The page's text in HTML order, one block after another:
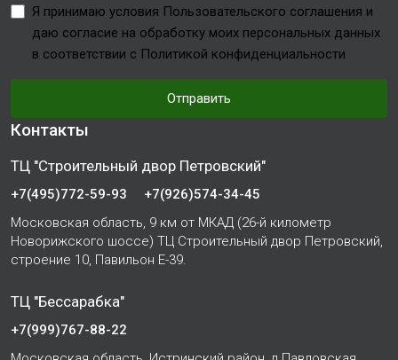
Я принимаю условия Пользовательского соглашения и
даю согласие на обработку моих персональных данных
в соответствии с Политикой конфиденциальности
Отправить
Контакты
ТЦ "Строительный двор Петровский"
+7(495)772-59-93
+7(926)574-34-45
Московская область, 9 км от МКАД (26-й километр
Новорижского шоссе) ТЦ Строительный двор Петровский,
строение 10, Павильон Е-39.
ТЦ "Бессарабка"
+7(999)767-88-22